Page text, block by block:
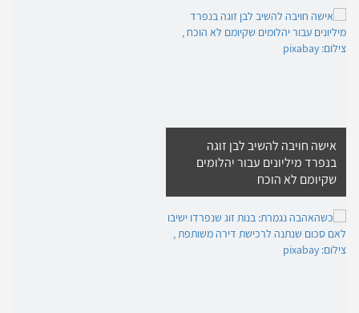
אישה חויבה להשיב לבן זוגה
בנפרד מיליונים עבור יהלומים
שקיומם לא הוכח